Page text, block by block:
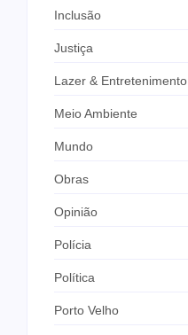
Inclusão
Justiça
Lazer & Entretenimento
Meio Ambiente
Mundo
Obras
Opinião
Polícia
Política
Porto Velho